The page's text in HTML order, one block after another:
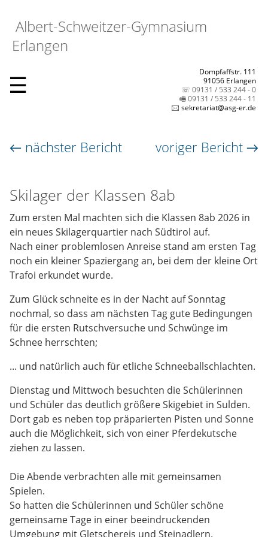
Albert-Schweitzer-Gymnasium
Erlangen
☰
Dompfaffstr. 111
91056 Erlangen
☏ 09131 / 533 244 - 0
🖷 09131 / 533 244 - 11
🖂 sekretariat@asg-er.de
← nächster Bericht voriger Bericht →
Skilager der Klassen 8ab
Zum ersten Mal machten sich die Klassen 8ab 2026 in
ein neues Skilagerquartier nach Südtirol auf.
Nach einer problemlosen Anreise stand am ersten Tag
noch ein kleiner Spaziergang an, bei dem der kleine Ort
Trafoi erkundet wurde.
Zum Glück schneite es in der Nacht auf Sonntag
nochmal, so dass am nächsten Tag gute Bedingungen
für die ersten Rutschversuche und Schwünge im
Schnee herrschten;
... und natürlich auch für etliche Schneeballschlachten.
Dienstag und Mittwoch besuchten die Schülerinnen
und Schüler das deutlich größere Skigebiet in Sulden.
Dort gab es neben top präparierten Pisten und Sonne
auch die Möglichkeit, sich von einer Pferdekutsche
ziehen zu lassen.
Die Abende verbrachten alle mit gemeinsamen
Spielen.
So hatten die Schülerinnen und Schüler schöne
gemeinsame Tage in einer beeindruckenden
Umgebung mit Gletschereis und Steinadlern.